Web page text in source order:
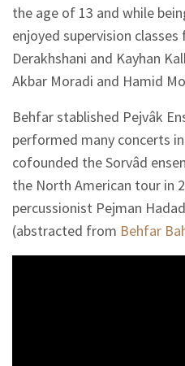
the age of 13 and while
enjoyed supervision
Derakhshani and Kayhan
Akbar Moradi and Hamid
Behfar stablished Pejvâk
performed many concerts
cofounded the Sorvâd
the North American tour in
percussionist Pejman
(abstracted from Behfar